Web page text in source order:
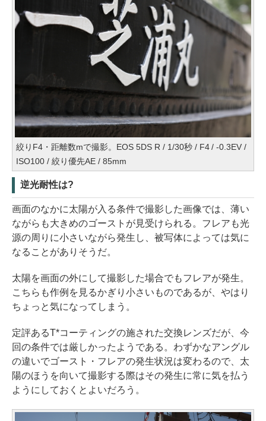
絞りF4・距離数mで撮影。EOS 5DS R / 1/30秒 / F4 / -0.3EV /
ISO100 / 絞り優先AE / 85mm
逆光耐性は?
画面のなかに太陽が入る条件で撮影した画像では、薄い
ながらも大きめのゴーストが見受けられる。フレアも光
源の周りに小さいながら発生し、被写体によっては気に
なることがありそうだ。
太陽を画面の外にして撮影した場合でもフレアが発生。
こちらも作例を見るかぎり小さいものであるが、やはり
ちょっと気になってしまう。
定評あるT*コーティングの施された交換レンズだが、今
回の条件では厳しかったようである。わずかなアングル
の違いでゴースト・フレアの発生状況は変わるので、太
陽のほうを向いて撮影する際はその発生に常に気を払う
ようにしておくとよいだろう。